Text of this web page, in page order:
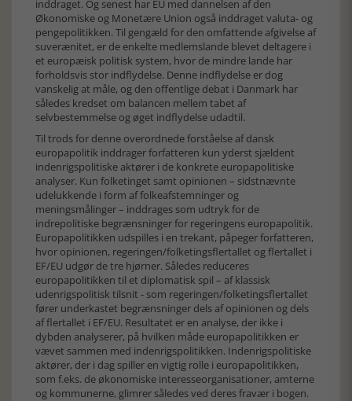
inddraget. Og senest har EU med dannelsen af den
Økonomiske og Monetære Union også inddraget valuta- og
pengepolitikken. Til gengæld for den omfattende afgivelse af
suverænitet, er de enkelte medlemslande blevet deltagere i
et europæisk politisk system, hvor de mindre lande har
forholdsvis stor indflydelse. Denne indflydelse er dog
vanskelig at måle, og den offentlige debat i Danmark har
således kredset om balancen mellem tabet af
selvbestemmelse og øget indflydelse udadtil.
Til trods for denne overordnede forståelse af dansk
europapolitik inddrager forfatteren kun yderst sjældent
indenrigspolitiske aktører i de konkrete europapolitiske
analyser. Kun folketinget samt opinionen – sidstnævnte
udelukkende i form af folkeafstemninger og
meningsmålinger – inddrages som udtryk for de
indrepolitiske begrænsninger for regeringens europapolitik.
Europapolitikken udspilles i en trekant, påpeger forfatteren,
hvor opinionen, regeringen/folketingsflertallet og flertallet i
EF/EU udgør de tre hjørner. Således reduceres
europapolitikken til et diplomatisk spil – af klassisk
udenrigspolitisk tilsnit - som regeringen/folketingsflertallet
fører underkastet begrænsninger dels af opinionen og dels
af flertallet i EF/EU. Resultatet er en analyse, der ikke i
dybden analyserer, på hvilken måde europapolitikken er
vævet sammen med indenrigspolitikken. Indenrigspolitiske
aktører, der i dag spiller en vigtig rolle i europapolitikken,
som f.eks. de økonomiske interesseorganisationer, amterne
og kommunerne, glimrer således ved deres fravær i bogen.